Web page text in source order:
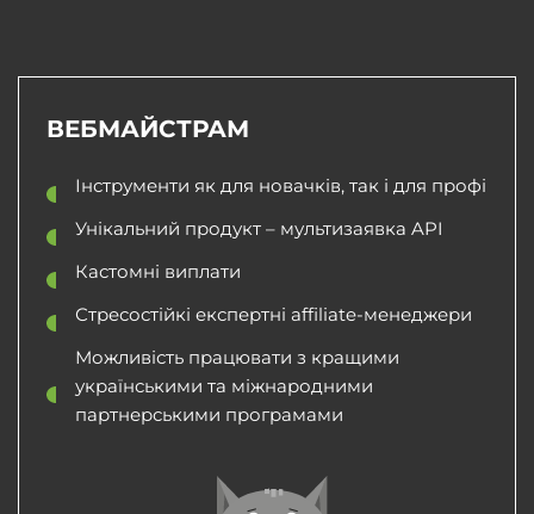
ВЕБМАЙСТРАМ
Інструменти як для новачків, так і для профі
Унікальний продукт – мультизаявка API
Кастомні виплати
Стресостійкі експертні affiliate-менеджери
Можливість працювати з кращими
українськими та міжнародними
партнерськими програмами